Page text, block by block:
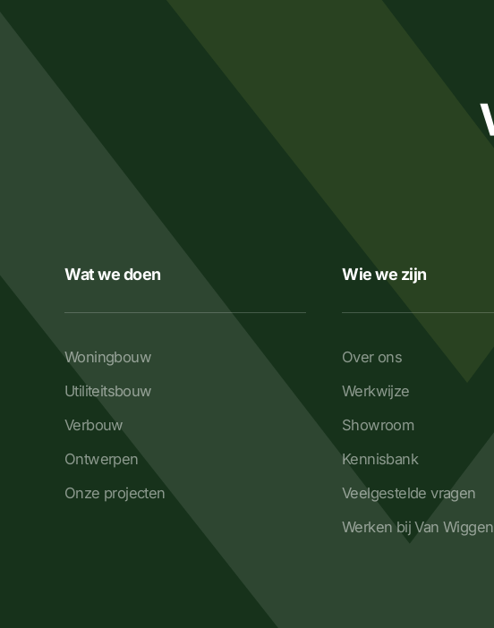
Wat we doen
Woningbouw
Utiliteitsbouw
Verbouw
Ontwerpen
Onze projecten
Wie we zijn
Over ons
Werkwijze
Showroom
Kennisbank
Veelgestelde vragen
Werken bij Van Wiggen